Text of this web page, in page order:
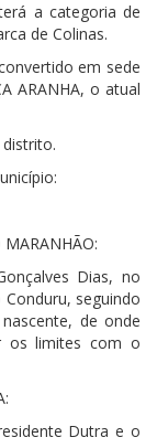
a categoria de
de Colinas.
em sede
ARANHA, o atual
Dias, no
seguindo
de onde
os limites com o
Dutra e o